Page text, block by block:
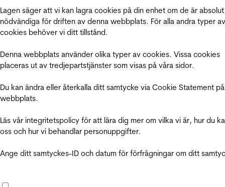
Lagen säger att vi kan lagra cookies på din enhet om de är absolut
nödvändiga för driften av denna webbplats. För alla andra typer av
cookies behöver vi ditt tillstånd.
Denna webbplats använder olika typer av cookies. Vissa cookies
placeras ut av tredjepartstjänster som visas på våra sidor.
Du kan ändra eller återkalla ditt samtycke via Cookie Statement
webbplats.
Läs vår integritetspolicy för att lära dig mer om vilka vi är, hur du
oss och hur vi behandlar personuppgifter.
Ange ditt samtyckes-ID och datum för förfrågningar om ditt